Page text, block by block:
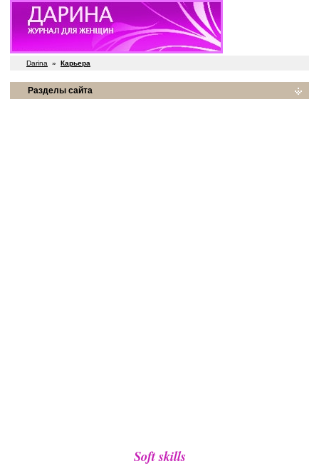
Darina » Карьера
Разделы сайта
Soft skills